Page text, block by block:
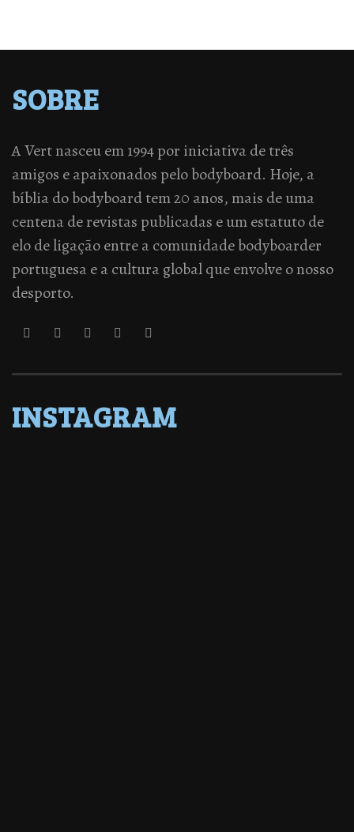
SOBRE
A Vert nasceu em 1994 por iniciativa de três
amigos e apaixonados pelo bodyboard. Hoje, a
bíblia do bodyboard tem 20 anos, mais de uma
centena de revistas publicadas e um estatuto de
elo de ligação entre a comunidade bodyboarder
portuguesa e a cultura global que envolve o nosso
desporto.
INSTAGRAM